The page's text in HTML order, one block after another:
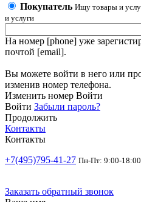
Покупатель Ищу товары и
и услуги
На номер [phone] уже
почтой [email].
Вы можете войти в него или
изменив номер телефона.
Изменить номер Войти
Войти Забыли пароль?
Продолжить
Контакты
Контакты
+7(495)795-41-27 Пн-Пт: 9:00-18:00
Заказать обратный звонок